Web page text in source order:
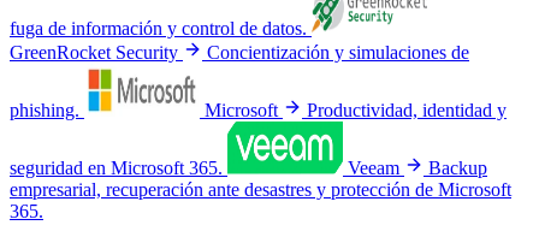
fuga de información y control de datos.
GreenRocket Security
Concientización y simulaciones de
phishing. Microsoft Productividad, identidad y
seguridad en Microsoft 365. Veeam
Backup
empresarial, recuperación ante desastres y protección de Microsoft
365.